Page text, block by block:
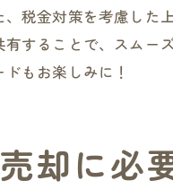
するための基礎知識
別控除の具体的な適用
用するための条件と手
特別控除の活用法
税金対策を考慮し
することで、スム
もお楽しみに！
却に必